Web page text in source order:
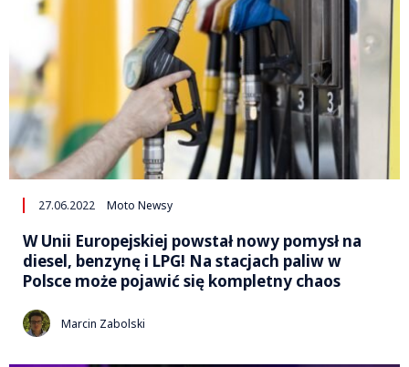
27.06.2022 Moto Newsy
W Unii Europejskiej powstał nowy pomysł na
diesel, benzynę i LPG! Na stacjach paliw w
Polsce może pojawić się kompletny chaos
Marcin Zabolski